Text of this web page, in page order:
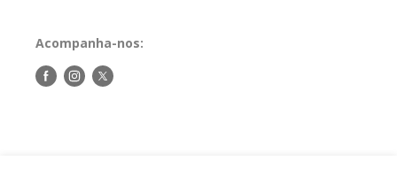
Acompanha-nos:
Siga-Siga-Siga-